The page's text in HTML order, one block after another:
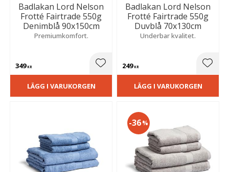
Badlakan Lord Nelson
Frotté Fairtrade 550g
Denimblå 90x150cm
Premiumkomfort.
349KR Lägg till i favoriter
LÄGG I VARUKORGEN
Badlakan Lord Nelson
Frotté Fairtrade 550g
Duvblå 70x130cm
Underbar kvalitet.
249KR
LÄGG I VARUKORGEN
36%